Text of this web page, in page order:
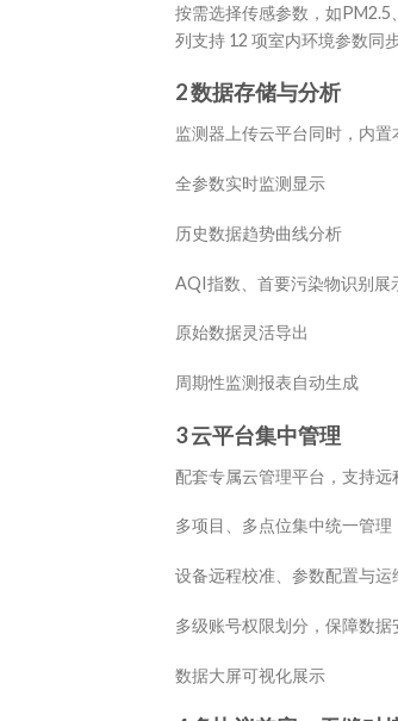
按需选择传感参数，如
列支持 12 项室内环境参数同
2 数据存储与分析
监测器上传云平台同时，内
全参数实时监测显示
历史数据趋势曲线分析
AQI指数、首要污染物识别展
原始数据灵活导出
周期性监测报表自动生成
3 云平台集中管理
配套专属云管理平台，支持远
多项目、多点位集中统一管理
设备远程校准、参数配置与运
多级账号权限划分，保障数据
数据大屏可视化展示